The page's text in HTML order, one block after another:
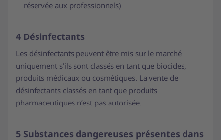
réservée aux professionnels)
4 Désinfectants
Les désinfectants peuvent être mis sur le marché
uniquement s’ils sont classés en tant que biocides,
produits médicaux ou cosmétiques. La vente de
désinfectants classés en tant que produits
pharmaceutiques n’est pas autorisée.
5 Substances dangereuses présentes dans